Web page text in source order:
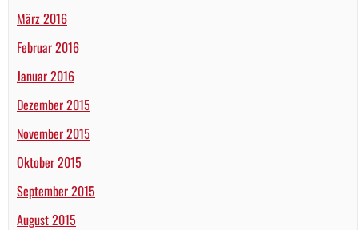
März 2016
Februar 2016
Januar 2016
Dezember 2015
November 2015
Oktober 2015
September 2015
August 2015